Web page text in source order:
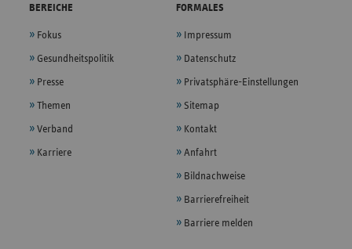
BEREICHE
Fokus
Gesundheitspolitik
Presse
Themen
Verband
Karriere
FORMALES
Impressum
Datenschutz
Privatsphäre-Einstellungen
Sitemap
Kontakt
Anfahrt
Bildnachweise
Barrierefreiheit
Barriere melden